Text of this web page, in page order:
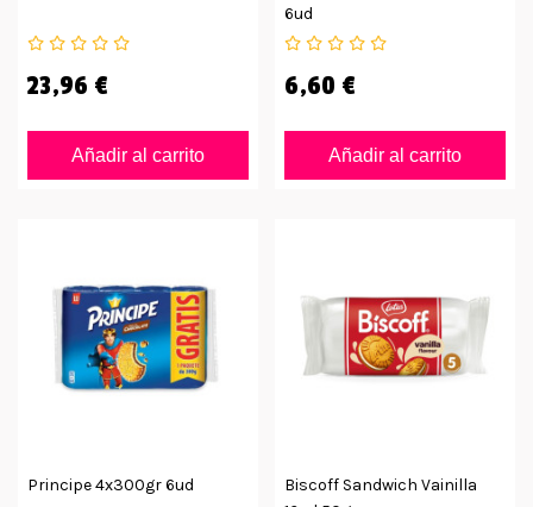
23,96 €
Añadir al carrito
6ud
6,60 €
Añadir al carrito
Principe 4x300gr 6ud
Biscoff Sandwich Vainilla